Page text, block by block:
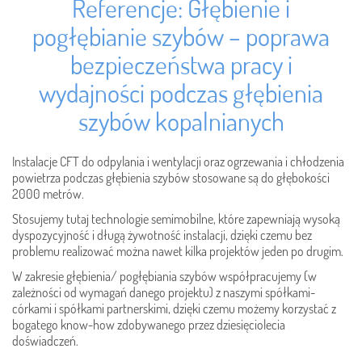
Referencje: Głębienie i
pogłębianie szybów – poprawa
bezpieczeństwa pracy i
wydajności podczas głębienia
szybów kopalnianych
Instalacje CFT do odpylania i wentylacji oraz ogrzewania i chłodzenia
powietrza podczas głębienia szybów stosowane są do głębokości
2000 metrów.
Stosujemy tutaj technologie semimobilne, które zapewniają wysoką
dyspozycyjność i długą żywotność instalacji, dzięki czemu bez
problemu realizować można nawet kilka projektów jeden po drugim.
W zakresie głębienia/ pogłębiania szybów współpracujemy (w
zależności od wymagań danego projektu) z naszymi spółkami-
córkami i spółkami partnerskimi, dzięki czemu możemy korzystać z
bogatego know-how zdobywanego przez dziesięciolecia
doświadczeń.